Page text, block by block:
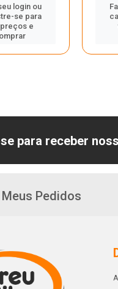
login ou
se para
e
para receber
Meus Pedidos